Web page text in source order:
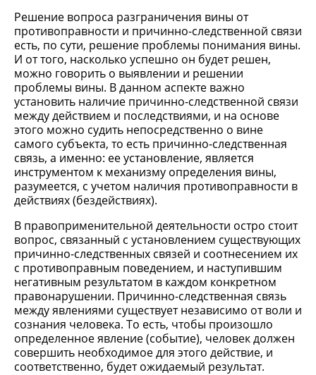
Решение вопроса разграничения вины от
противоправности и причинно-следственной связи
есть, по сути, решение проблемы понимания вины.
И от того, насколько успешно он будет решен,
можно говорить о выявлении и решении
проблемы вины. В данном аспекте важно
установить наличие причинно-следственной связи
между действием и последствиями, и на основе
этого можно судить непосредственно о вине
самого субъекта, то есть причинно-следственная
связь, а именно: ее установление, является
инструментом к механизму определения вины,
разумеется, с учетом наличия противоправности в
действиях (бездействиях).
В правоприменительной деятельности остро стоит
вопрос, связанный с установлением существующих
причинно-следственных связей и соотнесением их
с противоправным поведением, и наступившим
негативным результатом в каждом конкретном
правонарушении. Причинно-следственная связь
между явлениями существует независимо от воли и
сознания человека. То есть, чтобы произошло
определенное явление (событие), человек должен
совершить необходимое для этого действие, и
соответственно, будет ожидаемый результат.